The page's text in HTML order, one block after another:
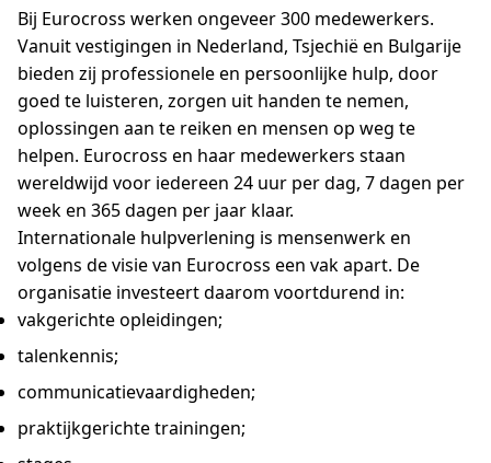
Bij Eurocross werken ongeveer 300 medewerkers.
Vanuit vestigingen in Nederland, Tsjechië en Bulgarije
bieden zij professionele en persoonlijke hulp, door
goed te luisteren, zorgen uit handen te nemen,
oplossingen aan te reiken en mensen op weg te
helpen. Eurocross en haar medewerkers staan
wereldwijd voor iedereen 24 uur per dag, 7 dagen per
week en 365 dagen per jaar klaar.
Internationale hulpverlening is mensenwerk en
volgens de visie van Eurocross een vak apart. De
organisatie investeert daarom voortdurend in:
vakgerichte opleidingen;
talenkennis;
communicatievaardigheden;
praktijkgerichte trainingen;